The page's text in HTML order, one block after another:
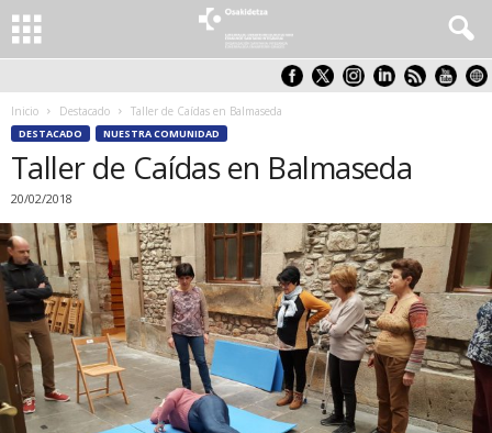
Inicio Destacado Taller de Caídas en Balmaseda
DESTACADO NUESTRA COMUNIDAD
Taller de Caídas en Balmaseda
20/02/2018